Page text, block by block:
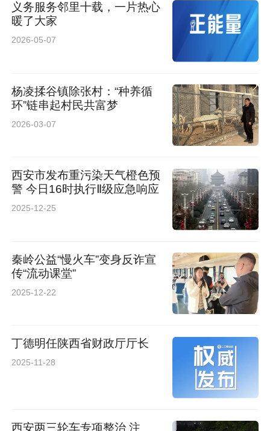
义务服务邻里十载，一片热心
暖了大家
2026-05-07
杨凌揉谷镇除张村：“种养循
环”链串起村民共富梦
2026-03-07
西安市发布重污染天气橙色预
警 今日16时执行Ⅱ级应急响应
2025-12-25
秦岭公益“慢火车”变身反诈宣
传“流动课堂”
2025-12-22
丁德明任陕西省财政厅厅长
2025-11-28
西安两三轮车专项整治 注